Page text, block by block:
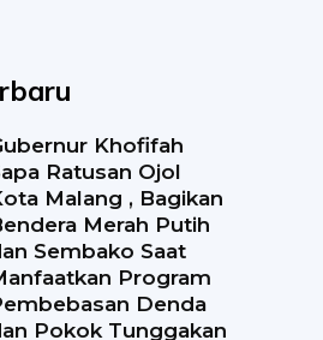
Khofifah
Ratusan Ojol
Malang , Bagikan
Merah Putih
Sembako Saat
Program
Denda
Pokok Tunggakan